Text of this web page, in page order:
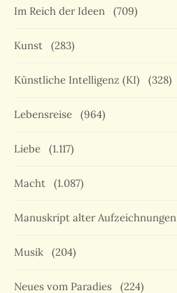
Im Reich der Ideen (709)
Kunst (283)
Künstliche Intelligenz (KI) (328)
Lebensreise (964)
Liebe (1.117)
Macht (1.087)
Manuskript alter Aufzeichnungen
Musik (204)
Neues vom Paradies (224)